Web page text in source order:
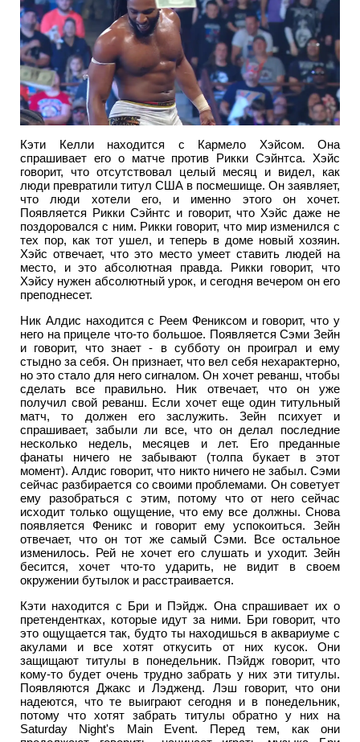
Кэти Келли находится с Кармело Хэйсом. Она
спрашивает его о матче против Рикки Сэйнтса. Хэйс
говорит, что отсутствовал целый месяц и видел, как
люди превратили титул США в посмешище. Он заявляет,
что люди хотели его, и именно этого он хочет.
Появляется Рикки Сэйнтс и говорит, что Хэйс даже не
поздоровался с ним. Рикки говорит, что мир изменился с
тех пор, как тот ушел, и теперь в доме новый хозяин.
Хэйс отвечает, что это место умеет ставить людей на
место, и это абсолютная правда. Рикки говорит, что
Хэйсу нужен абсолютный урок, и сегодня вечером он его
преподнесет.
Ник Алдис находится с Реем Фениксом и говорит, что у
него на прицеле что-то большое. Появляется Сэми Зейн
и говорит, что знает - в субботу он проиграл и ему
стыдно за себя. Он признает, что вел себя нехарактерно,
но это стало для него сигналом. Он хочет реванш, чтобы
сделать все правильно. Ник отвечает, что он уже
получил свой реванш. Если хочет еще один титульный
матч, то должен его заслужить. Зейн психует и
спрашивает, забыли ли все, что он делал последние
несколько недель, месяцев и лет. Его преданные
фанаты ничего не забывают (толпа букает в этот
момент). Алдис говорит, что никто ничего не забыл. Сэми
сейчас разбирается со своими проблемами. Он советует
ему разобраться с этим, потому что от него сейчас
исходит только ощущение, что ему все должны. Снова
появляется Феникс и говорит ему успокоиться. Зейн
отвечает, что он тот же самый Сэми. Все остальное
изменилось. Рей не хочет его слушать и уходит. Зейн
бесится, хочет что-то ударить, не видит в своем
окружении бутылок и расстраивается.
Кэти находится с Бри и Пэйдж. Она спрашивает их о
претендентках, которые идут за ними. Бри говорит, что
это ощущается так, будто ты находишься в аквариуме с
акулами и все хотят откусить от них кусок. Они
защищают титулы в понедельник. Пэйдж говорит, что
кому-то будет очень трудно забрать у них эти титулы.
Появляются Джакс и Лэдженд. Лэш говорит, что они
надеются, что те выиграют сегодня и в понедельник,
потому что хотят забрать титулы обратно у них на
Saturday Night's Main Event. Перед тем, как они